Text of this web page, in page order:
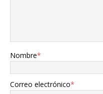
Nombre*
Correo electrónico*